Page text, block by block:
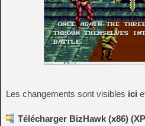
Les changements sont visibles ici
Télécharger BizHawk (x86)